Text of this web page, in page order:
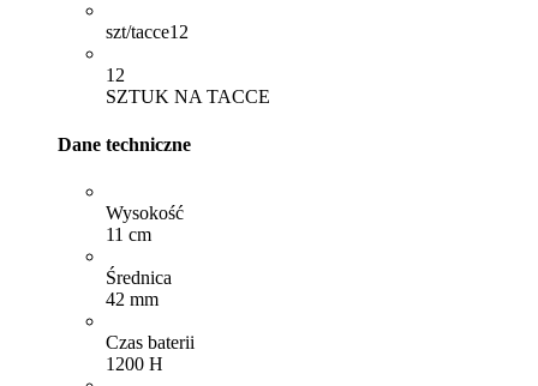
szt/tacce12
12
SZTUK NA TACCE
Dane techniczne
Wysokość
11 cm
Średnica
42 mm
Czas baterii
1200 H